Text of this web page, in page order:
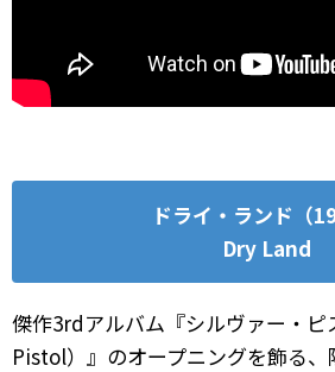
ドライ・ランド（
Dry Land
傑作3rdアルバム『シルヴァー・
Pistol）』のオープニングを飾る